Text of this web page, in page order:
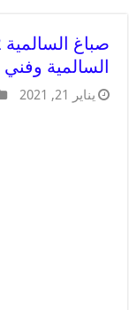
السالمية
يناير 21, 2021